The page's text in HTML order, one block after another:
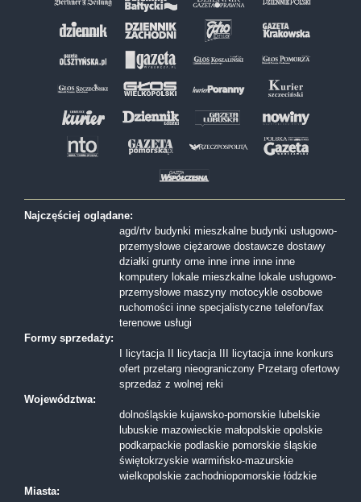
Najczęściej oglądane:
agd/rtv budynki mieszkalne budynki usługowo-
przemysłowe ciężarowe dostawcze dostawy
działki grunty orne inne inne inne inne
komputery lokale mieszkalne lokale usługowo-
przemysłowe maszyny motocykle osobowe
ruchomości inne specjalistyczne telefon/fax
terenowe usługi
Formy sprzedaży:
I licytacja
II licytacja III licytacja inne konkurs
ofert przetarg nieograniczony Przetarg ofertowy
sprzedaż z wolnej reki
Województwa:
dolnośląskie kujawsko-pomorskie lubelskie
lubuskie mazowieckie małopolskie opolskie
podkarpackie podlaskie pomorskie śląskie
świętokrzyskie warmińsko-mazurskie
wielkopolskie zachodniopomorskie łódzkie
Miasta: